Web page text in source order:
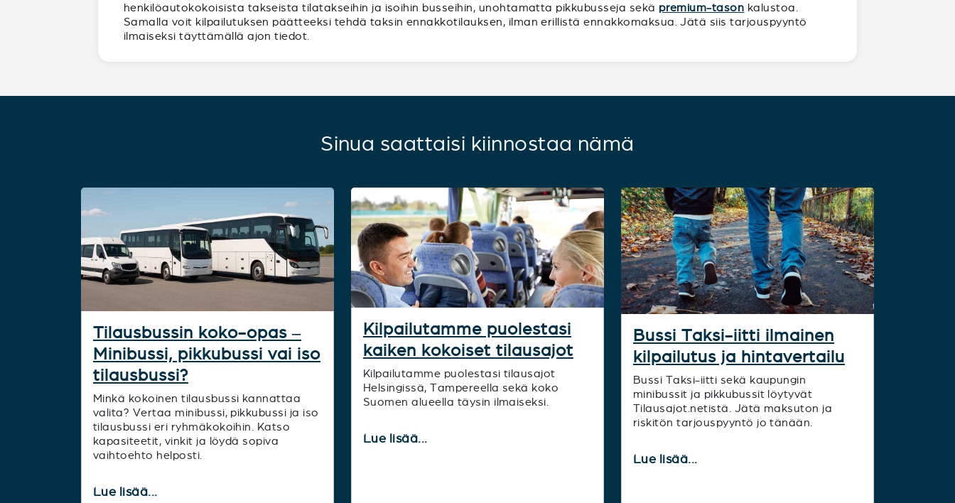
henkilöautokokoisista takseista tilatakseihin ja isoihin busseihin, unohtamatta pikkubusseja sekä premium-tason kalustoa.
Samalla voit kilpailutuksen päätteeksi tehdä taksin ennakkotilauksen, ilman erillistä ennakkomaksua. Jätä siis tarjouspyyntö
ilmaiseksi täyttämällä ajon tiedot.
Sinua saattaisi kiinnostaa nämä
Tilausbussin koko-opas –
Minibussi, pikkubussi vai iso
tilausbussi?
Minkä kokoinen tilausbussi kannattaa
valita? Vertaa minibussi, pikkubussi ja iso
tilausbussi eri ryhmäkokoihin. Katso
kapasiteetit, vinkit ja löydä sopiva
vaihtoehto helposti.
Lue lisää...
Kilpailutamme puolestasi
kaiken kokoiset tilausajot
Kilpailutamme puolestasi tilausajot
Helsingissä, Tampereella sekä koko
Suomen alueella täysin ilmaiseksi.
Lue lisää...
Bussi Taksi-iitti ilmainen
kilpailutus ja hintavertailu
Bussi Taksi-iitti sekä kaupungin
minibussit ja pikkubussit löytyvät
Tilausajot.netistä. Jätä maksuton ja
riskitön tarjouspyyntö jo tänään.
Lue lisää...